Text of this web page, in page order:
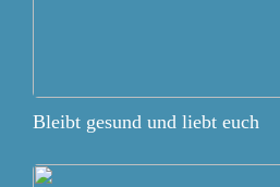
Bleibt gesund und liebt euch